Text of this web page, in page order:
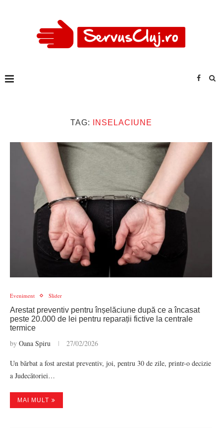
TAG: INSELACIUNE
Eveniment Slider
Arestat preventiv pentru înșelăciune după ce a încasat
peste 20.000 de lei pentru reparații fictive la centrale
termice
by Oana Spiru 27/02/2026
Un bărbat a fost arestat preventiv, joi, pentru 30 de zile, printr-o decizie
a Judecătoriei…
MAI MULT